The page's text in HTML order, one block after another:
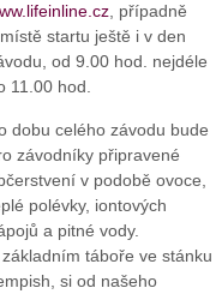
, případně
startu ještě i v den
od 9.00 hod. nejdéle
11.00 hod.
dobu celého závodu bude
závodníky připravené
v podobě ovoce,
polévky, iontových
a pitné vody.
táboře ve stánku
si od našeho